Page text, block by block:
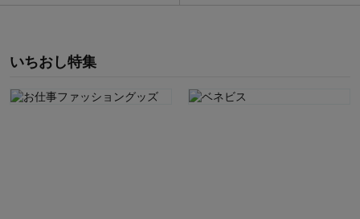
いちおし特集